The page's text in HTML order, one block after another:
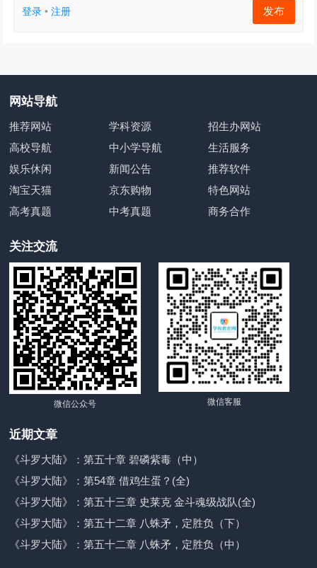
登录 •注册 发布
网站导航
推荐网站 学科资源
招生办网站
高校导航
中小学导航
生活服务
娱乐休闲
新闻公告
推荐软件
淘宝天猫
京东购物
特色网站
高考真题
中考真题 商务合作
关注交流
微信公众号 微信客服
近期文章
《斗罗大陆》：第五十章 碧磷紫毒（中）
《斗罗大陆》：第54章 借鸡生蛋？(全)
《斗罗大陆》：第五十三章 史莱克 金斗魂级战队(全)
《斗罗大陆》：第五十二章 八蛛矛，定胜负（下）
《斗罗大陆》：第五十二章 八蛛矛，定胜负（中）